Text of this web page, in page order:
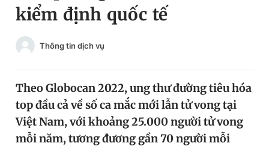
Chuyên mục khác
Chào ngày mới
Video Magazine
Tin đã xem
kiểm định quốc tế
Thông tin dịch vụ
Theo Globocan 2022, ung thư đường tiêu hóa
top đầu cả về số ca mắc mới lẫn tử vong tại
Việt Nam, với khoảng 25.000 người tử vong
mỗi năm, tương đương gần 70 người mỗi